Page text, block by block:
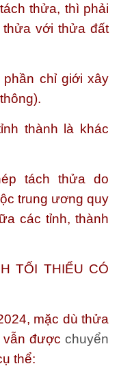
thửa, thì phải
với thửa đất
phần chỉ giới xây
thành là khác
tách thửa do
trung ương quy
các tỉnh, thành
TỐI THIỂU CÓ
mặc dù thửa
vẫn được chuyển
thể: